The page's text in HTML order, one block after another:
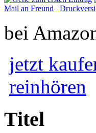
Mail an Freund
bei
jetzt
reinhören
Titel